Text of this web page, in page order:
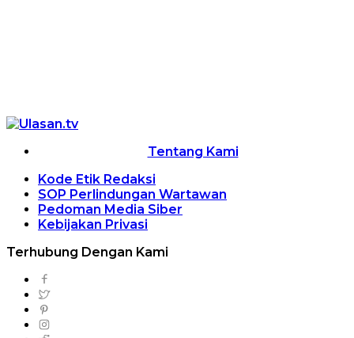
Tentang Kami
Kode Etik Redaksi
SOP Perlindungan Wartawan
Pedoman Media Siber
Kebijakan Privasi
Terhubung Dengan Kami